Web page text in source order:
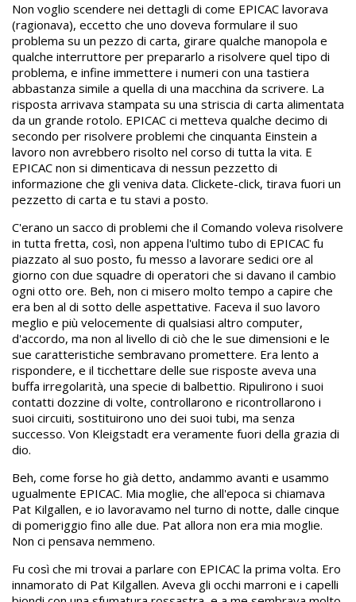
Non voglio scendere nei dettagli di come EPICAC lavorava
(ragionava), eccetto che uno doveva formulare il suo
problema su un pezzo di carta, girare qualche manopola e
qualche interruttore per prepararlo a risolvere quel tipo di
problema, e infine immettere i numeri con una tastiera
abbastanza simile a quella di una macchina da scrivere. La
risposta arrivava stampata su una striscia di carta alimentata
da un grande rotolo. EPICAC ci metteva qualche decimo di
secondo per risolvere problemi che cinquanta Einstein a
lavoro non avrebbero risolto nel corso di tutta la vita. E
EPICAC non si dimenticava di nessun pezzetto di
informazione che gli veniva data. Clickete-click, tirava fuori un
pezzetto di carta e tu stavi a posto.
C'erano un sacco di problemi che il Comando voleva risolvere
in tutta fretta, così, non appena l'ultimo tubo di EPICAC fu
piazzato al suo posto, fu messo a lavorare sedici ore al
giorno con due squadre di operatori che si davano il cambio
ogni otto ore. Beh, non ci misero molto tempo a capire che
era ben al di sotto delle aspettative. Faceva il suo lavoro
meglio e più velocemente di qualsiasi altro computer,
d'accordo, ma non al livello di ciò che le sue dimensioni e le
sue caratteristiche sembravano promettere. Era lento a
rispondere, e il ticchettare delle sue risposte aveva una
buffa irregolarità, una specie di balbettio. Ripulirono i suoi
contatti dozzine di volte, controllarono e ricontrollarono i
suoi circuiti, sostituirono uno dei suoi tubi, ma senza
successo. Von Kleigstadt era veramente fuori della grazia di
dio.
Beh, come forse ho già detto, andammo avanti e usammo
ugualmente EPICAC. Mia moglie, che all'epoca si chiamava
Pat Kilgallen, e io lavoravamo nel turno di notte, dalle cinque
di pomeriggio fino alle due. Pat allora non era mia moglie.
Non ci pensava nemmeno.
Fu così che mi trovai a parlare con EPICAC la prima volta. Ero
innamorato di Pat Kilgallen. Aveva gli occhi marroni e i capelli